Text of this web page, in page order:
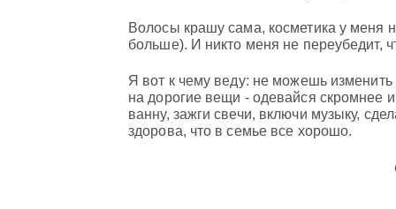
Волосы крашу сама, косметика у меня
больше). И никто меня не переубедит,
Я вот к чему веду: не можешь
на дорогие вещи - одевайся скромнее
ванну, зажги свечи, включи музыку,
здорова, что в семье все хорошо.